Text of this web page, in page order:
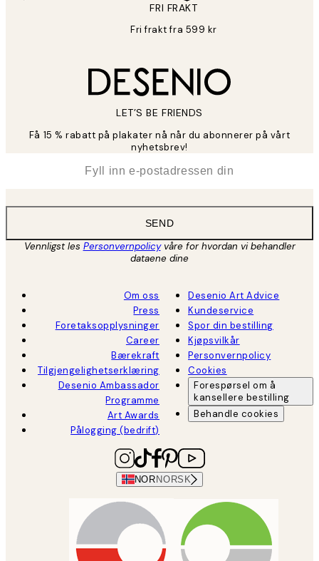
FRI FRAKT
Fri frakt fra 599 kr
LET’S BE FRIENDS
Få 15 % rabatt på plakater nå når du abonnerer på vårt
nyhetsbrev!
SEND
Vennligst les Personvernpolicyvåre for hvordan vi behandler
dataene dine
Om oss
Press
Foretaksopplysninger
Career
Bærekraft
Tilgjengelighetserklæring
Desenio Ambassador
Programme
Art Awards
Pålogging (bedrift)
Desenio Art Advice
Kundeservice
Spor din bestilling
Kjøpsvilkår
Personvernpolicy
Cookies
Forespørsel om å
kansellere bestilling
Behandle cookies
NOR NORSK